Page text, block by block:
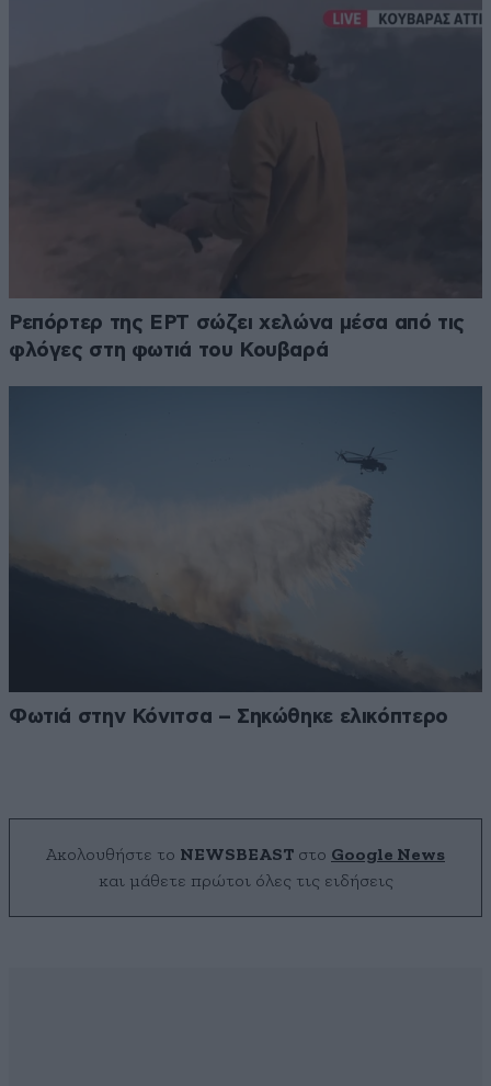
Ρεπόρτερ της ΕΡΤ σώζει χελώνα μέσα από τις
φλόγες στη φωτιά του Κουβαρά
Φωτιά στην Κόνιτσα – Σηκώθηκε ελικόπτερο
Ακολουθήστε το NEWSBEAST στο Google News
και μάθετε πρώτοι όλες τις ειδήσεις